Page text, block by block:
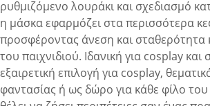
ρυθμιζόμενο λουράκι και σχεδιασμό
η μάσκα εφαρμόζει στα περισσότερα
προσφέροντας άνεση και σταθερότητα
του παιχνιδιού. Ιδανική για cosplay
εξαιρετική επιλογή για cosplay,
φαντασίας ή ως δώρο για κάθε φίλο